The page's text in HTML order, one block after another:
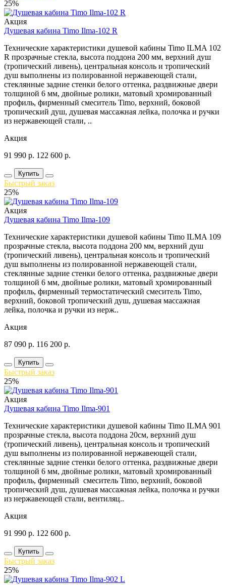
25%
Акция
Душевая кабина Timo Ilma-102 R
Технические характеристики душевой кабины Timo ILMA 102
R прозрачные стекла, высота поддона 200 мм, верхний душ
(тропический ливень), центральная консоль и тропический
душ выполнены из полированной нержавеющей стали,
стеклянные задние стенки белого оттенка, раздвижные двери
толщиной 6 мм, двойные ролики, матовый хромированный
профиль, фирменный смеситель Timo, верхний, боковой
тропический душ, душевая массажная лейка, полочка и ручки
из нержавеющей стали, ..
Акция
91 990 р. 122 600 р.
Купить
Быстрый заказ
25%
Акция
Душевая кабина Timo Ilma-109
Технические характеристики душевой кабины Timo ILMA 109
прозрачные стекла, высота поддона 200 мм, верхний душ
(тропический ливень), центральная консоль и тропический
душ выполнены из полированной нержавеющей стали,
стеклянные задние стенки белого оттенка, раздвижные двери
толщиной 6 мм, двойные ролики, матовый хромированный
профиль, фирменный термостатический смеситель Timo,
верхний, боковой тропический душ, душевая массажная
лейка, полочка и ручки из нерж..
Акция
87 090 р. 116 200 р.
Купить
Быстрый заказ
25%
Акция
Душевая кабина Timo Ilma-901
Технические характеристики душевой кабины Timo ILMA 901
прозрачные стекла, высота поддона 20см, верхний душ
(тропический ливень), центральная консоль и тропический
душ выполнены из полированной нержавеющей стали,
стеклянные задние стенки белого оттенка, раздвижные двери
толщиной 6 мм, двойные ролики, матовый хромированный
профиль, фирменный смеситель Timo, верхний, боковой
тропический душ, душевая массажная лейка, полочка и ручки
из нержавеющей стали, вентиляц..
Акция
91 990 р. 122 600 р.
Купить
Быстрый заказ
25%